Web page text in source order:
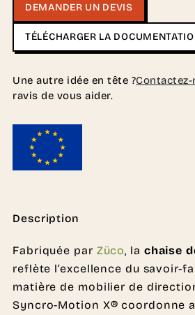
DEMANDER UN DEVIS
TÉLÉCHARGER LA
Une autre idée en tête ?
ravis de vous aider.
Description
Fabriquée par Züco, la chaise
reflète l’excellence du savoir-
matière de mobilier de
Syncro-Motion X® coordonne